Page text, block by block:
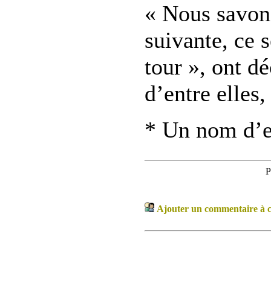
« Nous
suivante, ce
tour », ont
d’entre
* Un nom
Ajouter un commentaire à